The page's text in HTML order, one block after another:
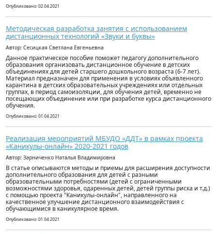
Опубликовано: 02.04.2021
Методическая разработка занятия с использованием
дистанционных технологий «Звуки и буквы»
Автор: Сесицкая Светлана Евгеньевна
Данное практическое пособие поможет педагогу дополнительного
образования организовать дистанционное обучение в детских
объединениях для детей старшего дошкольного возраста (6-7 лет).
Материал предназначен для применения в условиях объявленного
карантина в детских образовательных учреждениях или отдельных
группах, в период самоизоляции, для обучения детей, временно не
посещающих объединение или при разработке курса дистанционного
обучения.
Опубликовано: 01.04.2021
Реализация мероприятий МБУДО «ДДТ» в рамках проекта
«Каникулы-онлайн» 2020-2021 годов
Автор: Зарниченко Наталья Владимировна
В статье описываются методы и приемы для расширения доступности
дополнительного образования для детей с разными
образовательными потребностями (детей с ограниченными
возможностями здоровья, одаренных детей, детей группы риска и т.д.)
с помощью проекта "Каникулы-онлайн", направленного на
качественное улучшение дистанционного взаимодействия с
обучающимися в каникулярное время.
Опубликовано: 01.04.2021